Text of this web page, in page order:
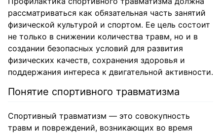
рассматриваться как обязательная часть занятий
физической культурой и спортом. Ее цель состоит
не только в снижении количества травм, но и в
создании безопасных условий для развития
физических качеств, сохранения здоровья и
поддержания интереса к двигательной активности.
Понятие спортивного травматизма
Спортивный травматизм — это совокупность
травм и повреждений, возникающих во время